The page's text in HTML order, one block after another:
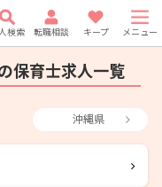
検索 転職相談 キープ メニュー
保育士求人一覧
沖縄県